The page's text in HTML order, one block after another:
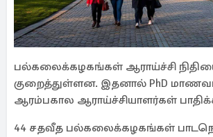
பல்கலைக்கழகங்கள் ஆராய்ச்சி
குறைத்துள்ளன. இதனால் PhD
ஆரம்பகால ஆராய்ச்சியாளர்கள்
44 சதவீத பல்கலைக்கழகங்கள்